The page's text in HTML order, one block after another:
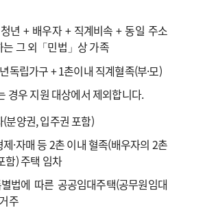
년 + 배우자 + 직계비속 + 동일 주소
는 그 외「민법」상 가족
독립가구 + 1촌이내 직계혈족(부·모)
경우 지원 대상에서 제외합니다.
분양권, 입주권 포함)
제·자매 등 2촌 이내 혈족(배우자의 2촌
함) 주택 임차
법에 따른 공공임대주택(공무원임대
주